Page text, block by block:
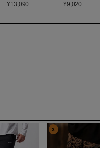
¥13,090 ¥9,020
3